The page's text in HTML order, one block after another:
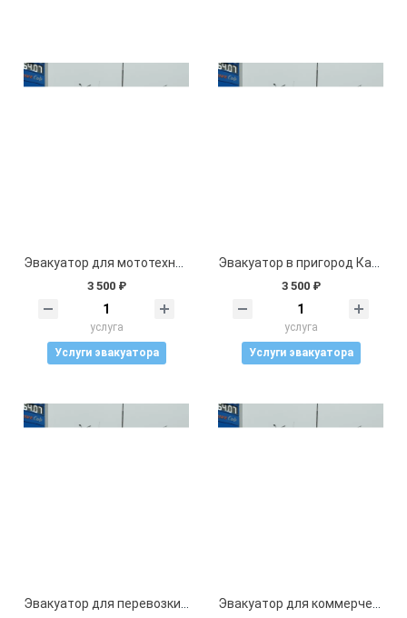
3 500 ₽
услуга
Услуги эвакуатора
3 500 ₽
услуга
Услуги эвакуатора